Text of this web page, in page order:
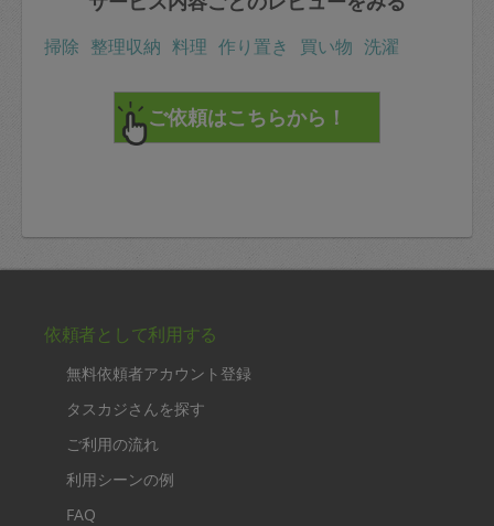
掃除 整理収納 料理 作り置き 買い物 洗濯
依頼者として利用する
無料依頼者アカウント登録
タスカジさんを探す
ご利用の流れ
利用シーンの例
FAQ